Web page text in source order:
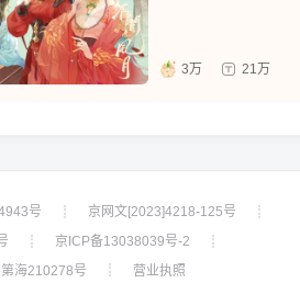
3万 21万
号 ┊ 京网文[2023]4218-125号
┊
┊ 京ICP备13038039号-2
┊
海210278号
┊ 营业执照